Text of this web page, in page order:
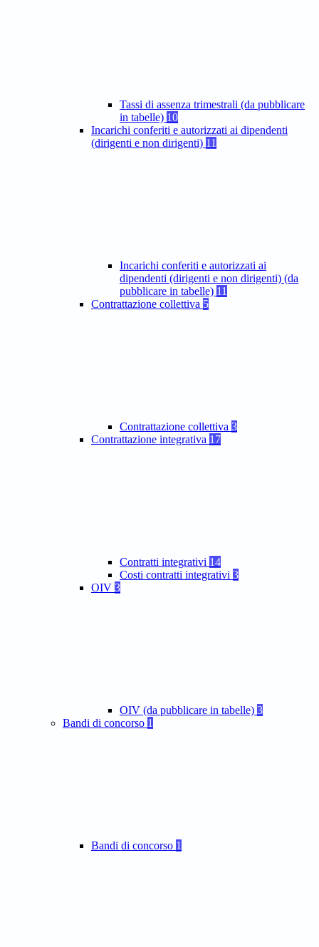
Tassi di assenza trimestrali (da pubblicare
in tabelle) 10
Incarichi conferiti e autorizzati ai dipendenti
(dirigenti e non dirigenti) 11
Incarichi conferiti e autorizzati ai
dipendenti (dirigenti e non dirigenti) (da
pubblicare in tabelle) 11
Contrattazione collettiva 5
Contrattazione collettiva 3
Contrattazione integrativa 17
Contratti integrativi 14
Costi contratti integrativi 3
OIV 3
OIV (da pubblicare in tabelle) 3
Bandi di concorso 1
Bandi di concorso 1